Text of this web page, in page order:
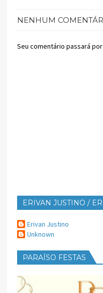
NENHUM
Seu comentário passará por
ERIVAN JUSTINO /
Erivan Justino
Unknown
PARAÍSO FESTAS